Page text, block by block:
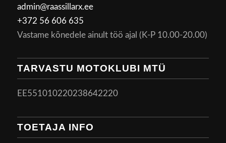
admin@raassillarx.ee
+372 56 606 635
Vastame kõnedele ainult töö ajal (K-P 10.00-20.00)
TARVASTU MOTOKLUBI MTÜ
EE551010220238642220
TOETAJA INFO